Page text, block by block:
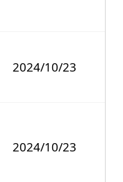
2024/10/23
2024/10/23